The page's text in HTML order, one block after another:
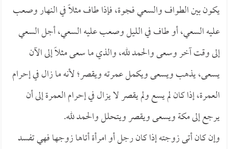
يكون بين الطواف والسعي فجوة، فإذا طاف مثلاً في النهار وصعب
عليه السعي، أو طاف في الليل وصعب عليه السعي، أجل السعي
إلى وقت آخر وسعى والحمد لله، والذي ما سعى مثلاً إلى الآن
يسعى، يذهب ويسعى ويكمل عمرته ويقصر؛ لأنه ما زال في إحرام
العمرة، إذا كان لم يسع ولم يقصر لا يزال في إحرام العمرة إلى أن
يرجع إلى مكة ويسعى ويقصر ويتحلل والحمد لله.
وإن كان أتى زوجته إذا كان رجل أو امرأة أتاها زوجها فهي تفسد